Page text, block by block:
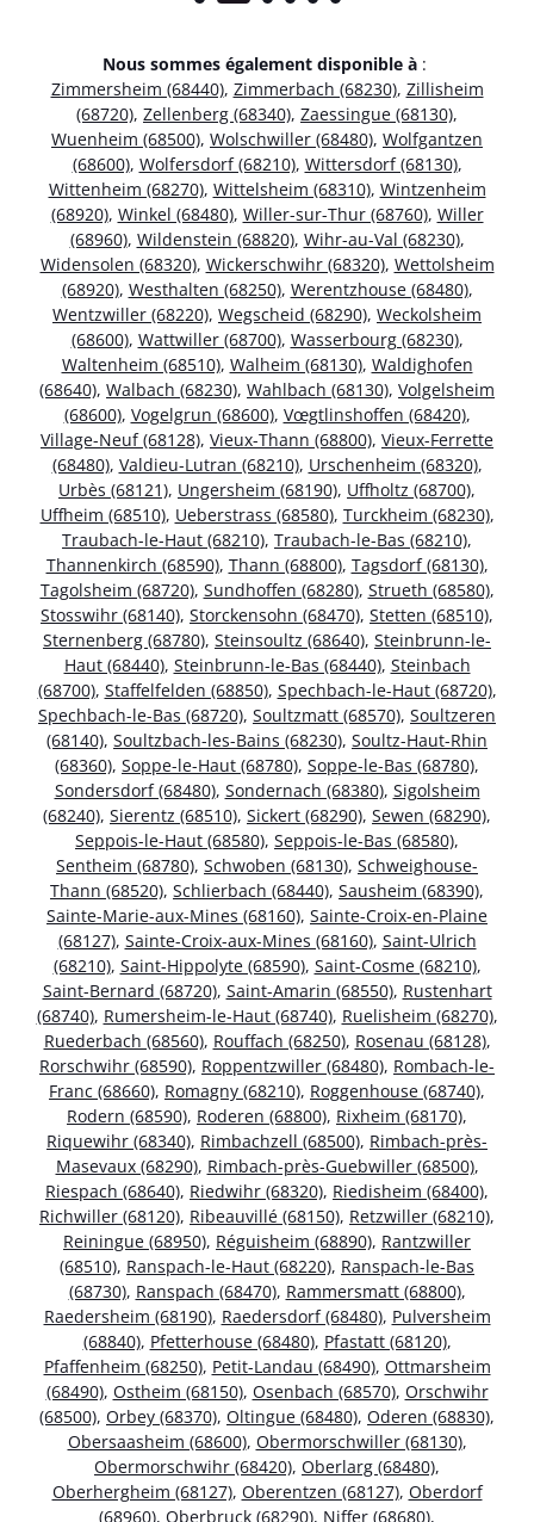
Nous sommes également disponible à :
Zimmersheim (68440), Zimmerbach (68230), Zillisheim
(68720), Zellenberg (68340), Zaessingue (68130),
Wuenheim (68500), Wolschwiller (68480), Wolfgantzen
(68600), Wolfersdorf (68210), Wittersdorf (68130),
Wittenheim (68270), Wittelsheim (68310), Wintzenheim
(68920), Winkel (68480), Willer-sur-Thur (68760), Willer
(68960), Wildenstein (68820), Wihr-au-Val (68230),
Widensolen (68320), Wickerschwihr (68320), Wettolsheim
(68920), Westhalten (68250), Werentzhouse (68480),
Wentzwiller (68220), Wegscheid (68290), Weckolsheim
(68600), Wattwiller (68700), Wasserbourg (68230),
Waltenheim (68510), Walheim (68130), Waldighofen
(68640), Walbach (68230), Wahlbach (68130), Volgelsheim
(68600), Vogelgrun (68600), Vœgtlinshoffen (68420),
Village-Neuf (68128), Vieux-Thann (68800), Vieux-Ferrette
(68480), Valdieu-Lutran (68210), Urschenheim (68320),
Urbès (68121), Ungersheim (68190), Uffholtz (68700),
Uffheim (68510), Ueberstrass (68580), Turckheim (68230),
Traubach-le-Haut (68210), Traubach-le-Bas (68210),
Thannenkirch (68590), Thann (68800), Tagsdorf (68130),
Tagolsheim (68720), Sundhoffen (68280), Strueth (68580),
Stosswihr (68140), Storckensohn (68470), Stetten (68510),
Sternenberg (68780), Steinsoultz (68640), Steinbrunn-le-
Haut (68440), Steinbrunn-le-Bas (68440), Steinbach
(68700), Staffelfelden (68850), Spechbach-le-Haut (68720),
Spechbach-le-Bas (68720), Soultzmatt (68570), Soultzeren
(68140), Soultzbach-les-Bains (68230), Soultz-Haut-Rhin
(68360), Soppe-le-Haut (68780), Soppe-le-Bas (68780),
Sondersdorf (68480), Sondernach (68380), Sigolsheim
(68240), Sierentz (68510), Sickert (68290), Sewen (68290),
Seppois-le-Haut (68580), Seppois-le-Bas (68580),
Sentheim (68780), Schwoben (68130), Schweighouse-
Thann (68520), Schlierbach (68440), Sausheim (68390),
Sainte-Marie-aux-Mines (68160), Sainte-Croix-en-Plaine
(68127), Sainte-Croix-aux-Mines (68160), Saint-Ulrich
(68210), Saint-Hippolyte (68590), Saint-Cosme (68210),
Saint-Bernard (68720), Saint-Amarin (68550), Rustenhart
(68740), Rumersheim-le-Haut (68740), Ruelisheim (68270),
Ruederbach (68560), Rouffach (68250), Rosenau (68128),
Rorschwihr (68590), Roppentzwiller (68480), Rombach-le-
Franc (68660), Romagny (68210), Roggenhouse (68740),
Rodern (68590), Roderen (68800), Rixheim (68170),
Riquewihr (68340), Rimbachzell (68500), Rimbach-près-
Masevaux (68290), Rimbach-près-Guebwiller (68500),
Riespach (68640), Riedwihr (68320), Riedisheim (68400),
Richwiller (68120), Ribeauvillé (68150), Retzwiller (68210),
Reiningue (68950), Réguisheim (68890), Rantzwiller
(68510), Ranspach-le-Haut (68220), Ranspach-le-Bas
(68730), Ranspach (68470), Rammersmatt (68800),
Raedersheim (68190), Raedersdorf (68480), Pulversheim
(68840), Pfetterhouse (68480), Pfastatt (68120),
Pfaffenheim (68250), Petit-Landau (68490), Ottmarsheim
(68490), Ostheim (68150), Osenbach (68570), Orschwihr
(68500), Orbey (68370), Oltingue (68480), Oderen (68830),
Obersaasheim (68600), Obermorschwiller (68130),
Obermorschwihr (68420), Oberlarg (68480),
Oberhergheim (68127), Oberentzen (68127), Oberdorf
(68960), Oberbruck (68290), Niffer (68680),